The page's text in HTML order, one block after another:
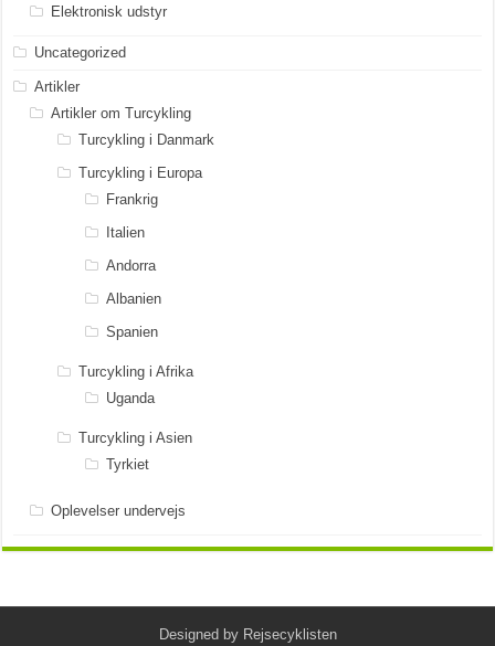
Elektronisk udstyr
Uncategorized
Artikler
Artikler om Turcykling
Turcykling i Danmark
Turcykling i Europa
Frankrig
Italien
Andorra
Albanien
Spanien
Turcykling i Afrika
Uganda
Turcykling i Asien
Tyrkiet
Oplevelser undervejs
Designed by Rejsecyklisten